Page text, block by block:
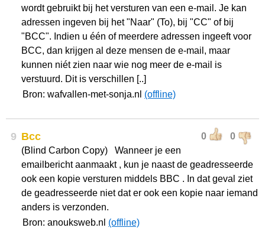
wordt gebruikt bij het versturen van een e-mail. Je kan
adressen ingeven bij het "Naar" (To), bij "CC" of bij
"BCC". Indien u één of meerdere adressen ingeeft voor
BCC, dan krijgen al deze mensen de e-mail, maar
kunnen niét zien naar wie nog meer de e-mail is
verstuurd. Dit is verschillen [..]
Bron: wafvallen-met-sonja.nl (offline)
9 0 0
Bcc
(Blind Carbon Copy) Wanneer je een
emailbericht aanmaakt , kun je naast de geadresseerde
ook een kopie versturen middels BBC . In dat geval ziet
de geadresseerde niet dat er ook een kopie naar iemand
anders is verzonden.
Bron: anouksweb.nl (offline)